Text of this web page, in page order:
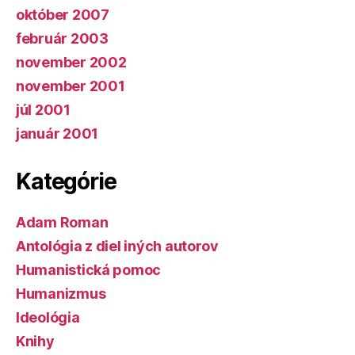
október 2007
február 2003
november 2002
november 2001
júl 2001
január 2001
Kategórie
Adam Roman
Antológia z diel iných autorov
Humanistická pomoc
Humanizmus
Ideológia
Knihy